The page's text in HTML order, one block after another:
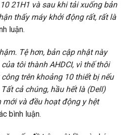
21H1 và sau khi tải xuống bản
thấy máy khởi động rất, rất là
luận.
Tệ hơn, bản cập nhật này
tôi thành AHDCI, vì thế thôi
trên khoảng 10 thiết bị nếu
cả chúng, hầu hết là (Dell)
và đều hoạt động y hệt
bình luận.